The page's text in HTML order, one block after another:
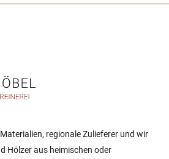
regionale Zulieferer und wir
Hölzer aus heimischen oder